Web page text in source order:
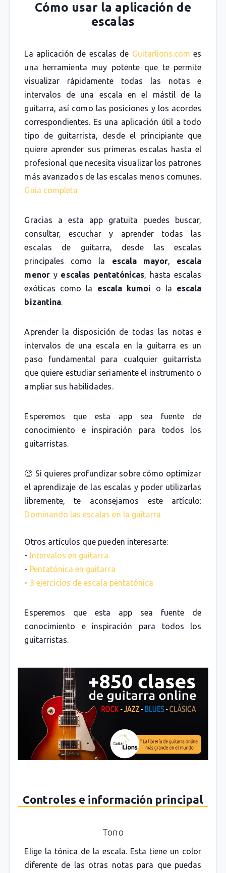
Cómo usar la aplicación de
escalas
La aplicación de escalas de Guitarlions.com es
una herramienta muy potente que te permite
visualizar rápidamente todas las notas e
intervalos de una escala en el mástil de la
guitarra, así como las posiciones y los acordes
correspondientes. Es una aplicación útil a todo
tipo de guitarrista, desde el principiante que
quiere aprender sus primeras escalas hasta el
profesional que necesita visualizar los patrones
más avanzados de las escalas menos comunes.
Guía completa
Gracias a esta app gratuita puedes buscar,
consultar, escuchar y aprender todas las
escalas de guitarra, desde las escalas
principales como la escala mayor, escala
menory escalas pentatónicas, hasta escalas
exóticas como la escala kumoi o la escala
bizantina.
Aprender la disposición de todas las notas e
intervalos de una escala en la guitarra es un
paso fundamental para cualquier guitarrista
que quiere estudiar seriamente el instrumento o
ampliar sus habilidades.
Esperemos que esta app sea fuente de
conocimiento e inspiración para todos los
guitarristas.
🧐 Si quieres profundizar sobre cómo optimizar
el aprendizaje de las escalas y poder utilizarlas
libremente, te aconsejamos este artículo:
Dominando las escalas en la guitarra
Otros artículos que pueden interesarte:
- Intervalos en guitarra
- Pentatónica en guitarra
- 3 ejercicios de escala pentatónica
Esperemos que esta app sea fuente de
conocimiento e inspiración para todos los
guitarristas.
Controles e información principal
Tono
Elige la tónica de la escala. Esta tiene un color
diferente de las otras notas para que puedas